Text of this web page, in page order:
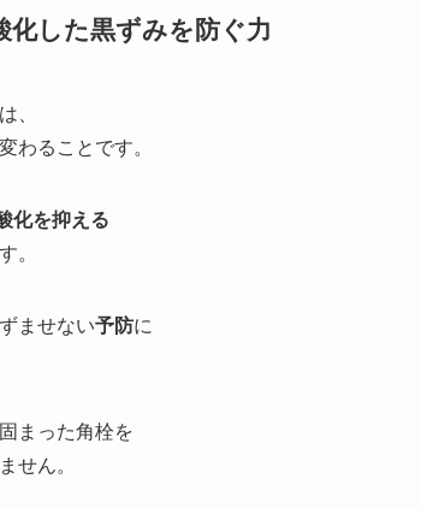
化した黒ずみを防ぐ力
、
わることです。
化を抑える
。
ませない予防に
まった角栓を
せん。